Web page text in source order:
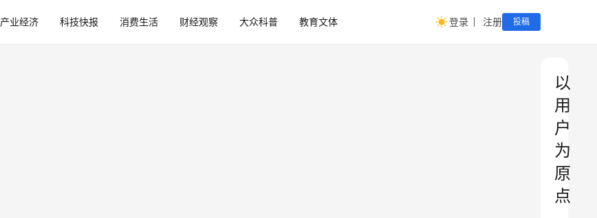
产业经济 科技快报 消费生活 财经观察 大众科普 教育文体 登录 注册 投稿
以
用
户
为
原
点